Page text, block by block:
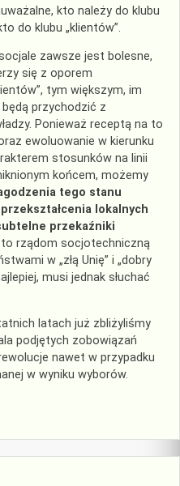
kto należy do klubu
do klubu „klientów”.
zawsze jest bolesne,
się z oporem
tym większym, im
przychodzić z
Ponieważ receptą na to
ewoluowanie w kierunku
stosunków na linii
końcem, możemy
tego stanu
lokalnych
przekaźniki
to rządom socjotechniczną
w „złą Unię” i „dobry
musi jednak słuchać
latach już zbliżyliśmy
podjętych zobowiązań
nawet w przypadku
w wyniku wyborów.